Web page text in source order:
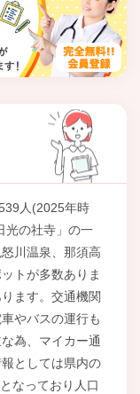
人(2025年時
光の社寺」の一
川温泉、那須高
トが多数ありま
ます。交通機関
やバスの運行も
為、マイカー通
としては県内の
なっており人口